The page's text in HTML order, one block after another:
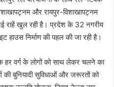
और रायपुर-विशाखापट्नम
राहें खुल रही है। प्रदेश के 32 नगरीय
हाउस निर्माण की पहल की जा रही है।
हर वर्ग के लोगों को साथ लेकर चलने का
की बुनियादी सुविधाओं और जरूरतों को